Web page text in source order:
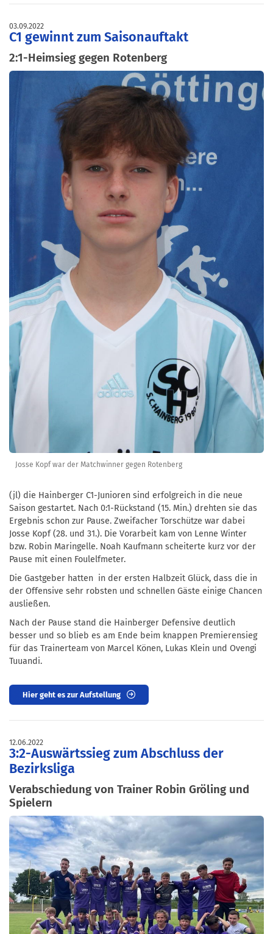
03.09.2022
C1 gewinnt zum Saisonauftakt
2:1-Heimsieg gegen Rotenberg
Josse Kopf war der Matchwinner gegen Rotenberg
(jl) die Hainberger C1-Junioren sind erfolgreich in die neue
Saison gestartet. Nach 0:1-Rückstand (15. Min.) drehten sie das
Ergebnis schon zur Pause. Zweifacher Torschütze war dabei
Josse Kopf (28. und 31.). Die Vorarbeit kam von Lenne Winter
bzw. Robin Maringelle. Noah Kaufmann scheiterte kurz vor der
Pause mit einen Foulelfmeter.
Die Gastgeber hatten in der ersten Halbzeit Glück, dass die in
der Offensive sehr robsten und schnellen Gäste einige Chancen
ausließen.
Nach der Pause stand die Hainberger Defensive deutlich
besser und so blieb es am Ende beim knappen Premierensieg
für das Trainerteam von Marcel Könen, Lukas Klein und Ovengi
Tuuandi.
Hier geht es zur Aufstellung
12.06.2022
3:2-Auswärtssieg zum Abschluss der
Bezirksliga
Verabschiedung von Trainer Robin Gröling und
Spielern